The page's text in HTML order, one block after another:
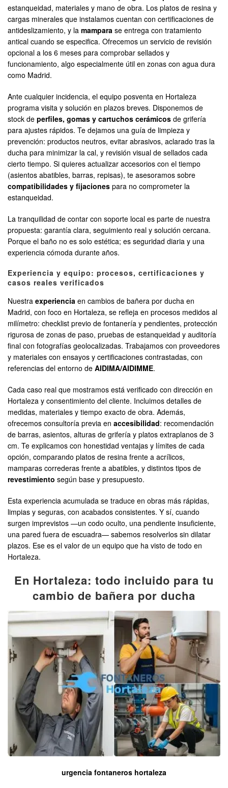
estanqueidad, materiales y mano de obra. Los platos de resina y
cargas minerales que instalamos cuentan con certificaciones de
antideslizamiento, y la mampara se entrega con tratamiento
antical cuando se especifica. Ofrecemos un servicio de revisión
opcional a los 6 meses para comprobar sellados y
funcionamiento, algo especialmente útil en zonas con agua dura
como Madrid.
Ante cualquier incidencia, el equipo posventa en Hortaleza
programa visita y solución en plazos breves. Disponemos de
stock de perfiles, gomas y cartuchos cerámicos de grifería
para ajustes rápidos. Te dejamos una guía de limpieza y
prevención: productos neutros, evitar abrasivos, aclarado tras la
ducha para minimizar la cal, y revisión visual de sellados cada
cierto tiempo. Si quieres actualizar accesorios con el tiempo
(asientos abatibles, barras, repisas), te asesoramos sobre
compatibilidades y fijaciones para no comprometer la
estanqueidad.
La tranquilidad de contar con soporte local es parte de nuestra
propuesta: garantía clara, seguimiento real y solución cercana.
Porque el baño no es solo estética; es seguridad diaria y una
experiencia cómoda durante años.
Experiencia y equipo: procesos, certificaciones y
casos reales verificados
Nuestra experiencia en cambios de bañera por ducha en
Madrid, con foco en Hortaleza, se refleja en procesos medidos al
milímetro: checklist previo de fontanería y pendientes, protección
rigurosa de zonas de paso, pruebas de estanqueidad y auditoría
final con fotografías geolocalizadas. Trabajamos con proveedores
y materiales con ensayos y certificaciones contrastadas, con
referencias del entorno de AIDIMA/AIDIMME.
Cada caso real que mostramos está verificado con dirección en
Hortaleza y consentimiento del cliente. Incluimos detalles de
medidas, materiales y tiempo exacto de obra. Además,
ofrecemos consultoría previa en accesibilidad: recomendación
de barras, asientos, alturas de grifería y platos extraplanos de 3
cm. Te explicamos con honestidad ventajas y límites de cada
opción, comparando platos de resina frente a acrílicos,
mamparas correderas frente a abatibles, y distintos tipos de
revestimiento según base y presupuesto.
Esta experiencia acumulada se traduce en obras más rápidas,
limpias y seguras, con acabados consistentes. Y sí, cuando
surgen imprevistos —un codo oculto, una pendiente insuficiente,
una pared fuera de escuadra— sabemos resolverlos sin dilatar
plazos. Ese es el valor de un equipo que ha visto de todo en
Hortaleza.
En Hortaleza: todo incluido para tu
cambio de bañera por ducha
urgencia fontaneros hortaleza